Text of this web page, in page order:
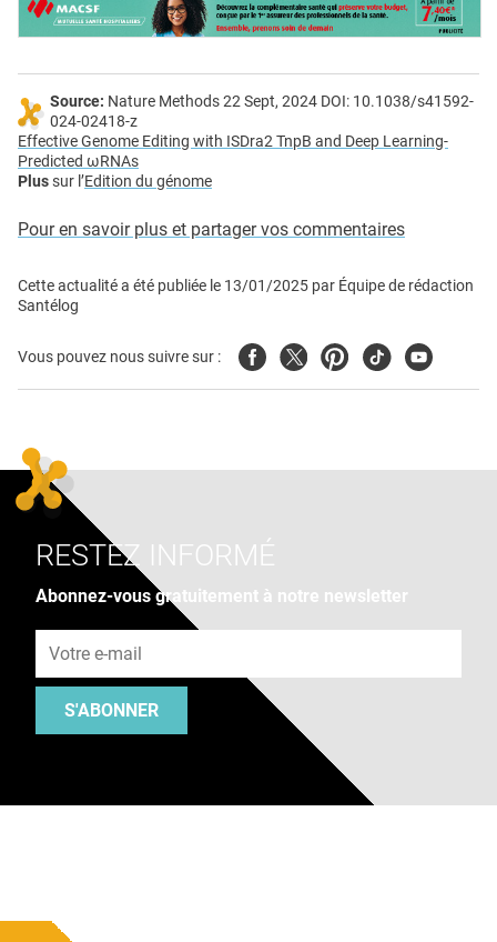
Source: Nature Methods 22 Sept, 2024 DOI: 10.1038/s41592-
024-02418-z
Effective Genome Editing with ISDra2 TnpB and Deep Learning-
Predicted ωRNAs
Plussur l’Edition du génome
Pour en savoir plus et partager vos commentaires
Cette actualité a été publiée le 13/01/2025 par Équipe de rédaction
Santélog
Vous pouvez nous suivre sur : FacebookTwitterPinterest
TiktokYoutube
RESTEZ INFORMÉ
Abonnez-vous gratuitement à notre newsletter
S'ABONNER